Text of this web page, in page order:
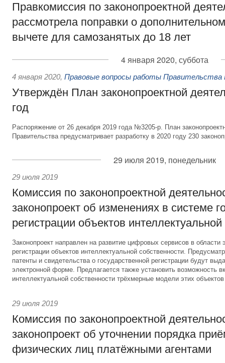
Правкомиссия по законопроектной
рассмотрела поправки о
вычете для самозанятых до 18 лет
4 января 2020, суббота
4 января 2020, Правовые вопросы работы Правительства
Утверждён План законопроектной
год
Распоряжение от 26 декабря 2019 года №3205-р. План
Правительства предусматривает разработку в 2020 году 230
29 июля 2019, понедельник
29 июля 2019
Комиссия по законопроектной
законопроект об изменениях в системе
регистрации объектов
Законопроект направлен на развитие цифровых сервисов в области
регистрации объектов интеллектуальной собственности.
патенты и свидетельства о государственной регистрации будут
электронной форме. Предлагается также установить возможность
интеллектуальной собственности трёхмерные модели этих
29 июля 2019
Комиссия по законопроектной
законопроект об уточнении порядка
физических лиц платёжными агентами